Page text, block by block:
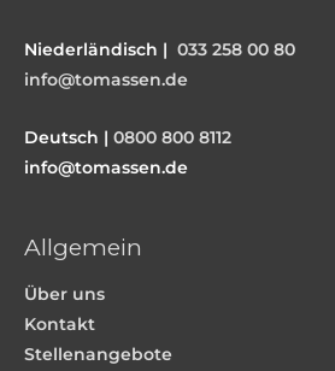
Niederländisch | 033 258 00 80
info@tomassen.de
Deutsch | 0800 800 8112
info@tomassen.de
Allgemein
Über uns
Kontakt
Stellenangebote